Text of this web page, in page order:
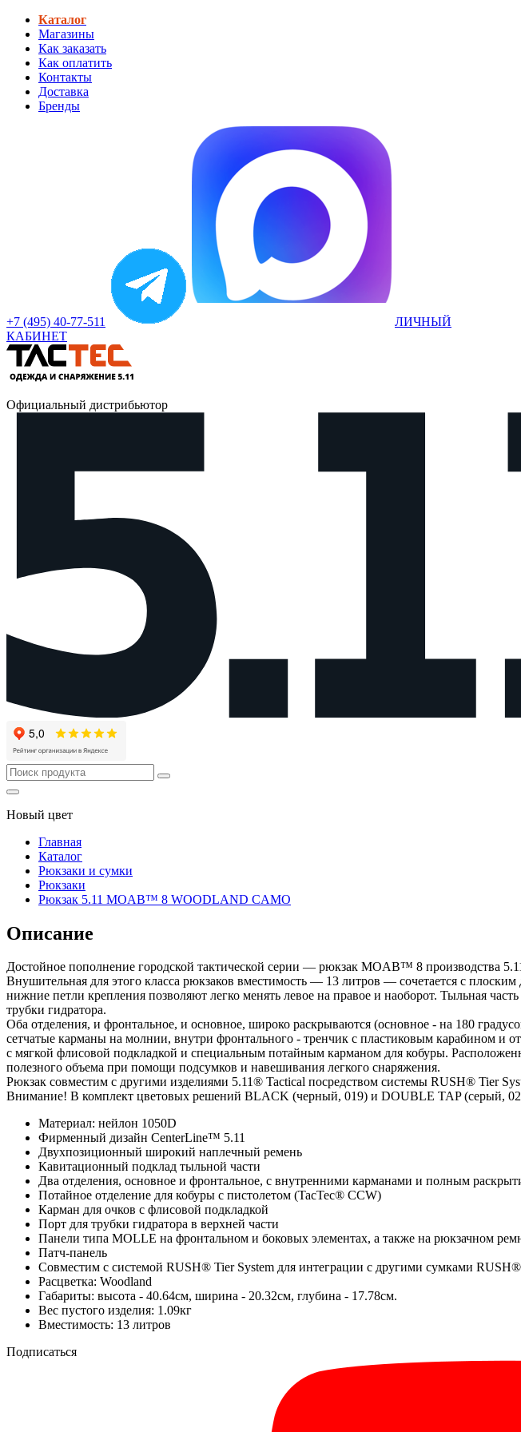
Каталог
Магазины
Как заказать
Как оплатить
Контакты
Доставка
Бренды
+7 (495) 40-77-511
ЛИЧНЫЙ
КАБИНЕТ
Официальный дистрибьютор
Новый цвет
Главная
Каталог
Рюкзаки и сумки
Рюкзаки
Рюкзак 5.11 MOAB™ 8 WOODLAND CAMO
Описание
Достойное пополнение городской тактической серии — рюкзак MOAB™ 8 производства
Внушительная для этого класса рюкзаков вместимость — 13 литров — сочетается с
нижние петли крепления позволяют легко менять левое на правое и наоборот. Тыльная
трубки гидратора.
Оба отделения, и фронтальное, и основное, широко раскрываются (основное - на 180
сетчатые карманы на молнии, внутри фронтального - тренчик с пластиковым карабином
с мягкой флисовой подкладкой и специальным потайным карманом для кобуры.
полезного объема при помощи подсумков и навешивания легкого снаряжения.
Рюкзак совместим с другими изделиями 5.11® Tactical посредством системы RUSH® Tier
Внимание! В комплект цветовых решений BLACK (черный, 019) и DOUBLE TAP (серый,
Материал: нейлон 1050D
Фирменный дизайн CenterLine™ 5.11
Двухпозиционный широкий наплечный ремень
Кавитационный подклад тыльной части
Два отделения, основное и фронтальное, с внутренними карманами и полным
Потайное отделение для кобуры с пистолетом (TacTec® CCW)
Карман для очков с флисовой подкладкой
Порт для трубки гидратора в верхней части
Панели типа MOLLE на фронтальном и боковых элементах, а также на рюкзачном
Патч-панель
Совместим с системой RUSH® Tier System для интеграции с другими сумками
Расцветка: Woodland
Габариты: высота - 40.64см, ширина - 20.32см, глубина - 17.78см.
Вес пустого изделия: 1.09кг
Вместимость: 13 литров
Подписаться